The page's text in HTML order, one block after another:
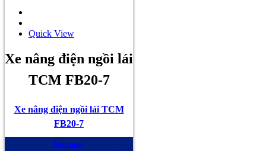
Quick View
Xe nâng điện ngồi lái
TCM FB20-7
Xe nâng điện ngồi lái TCM
FB20-7
Mua ngay